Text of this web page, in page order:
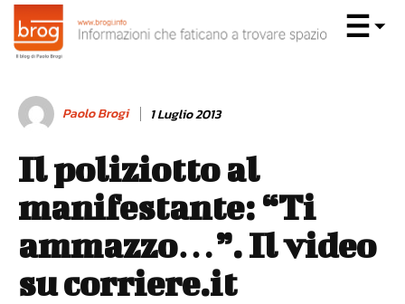
Paolo Brogi 1 Luglio 2013
Il poliziotto al
manifestante: “Ti
ammazzo…”. Il video
su corriere.it